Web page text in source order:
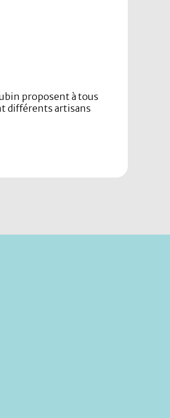
proposent à tous
différents artisans